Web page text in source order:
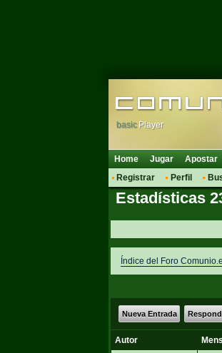
basic Player
Home Jugar Apostar
Registrar
Perfil
Estadísticas
Índice del Foro
Nueva Entrada
Autor